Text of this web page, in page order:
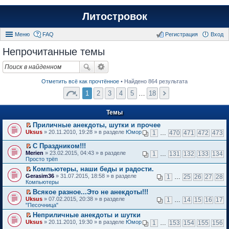
Литостровок
Меню FAQ Вход
Регистрация
Непрочитанные темы
Отметить всё как прочтённое • Найдено 864 результата
1 2 3 4 5 18
Темы
П
р
е
й
т
и
к
п
е
р
в
о
м
у
н
Приличные анекдоты, шутки и прочее
1 … 470 471 472 473
Uksus » 20.11.2010, 19:28 » в разделе Юмор
П
е
р
е
й
т
и
к
п
е
р
в
о
С Праздником!!!
1 … 131 132 133 134
Merien » 23.02.2015, 04:43 » в разделе
Просто трёп
П
е
р
е
й
т
и
к
п
Компьютеры, наши беды и радости.
1 … 25 26 27 28
Gerasim36 » 31.07.2015, 18:58 » в разделе
Компьютеры
П
е
р
е
й
Всякое разное...Это не анекдоты!!!
1 … 14 15 16 17
Uksus » 07.02.2015, 20:38 » в разделе
"Песочница"
П
Неприличные анекдоты и шутки
1 … 153 154 155 156
Uksus » 20.11.2010, 19:30 » в разделе Юмор